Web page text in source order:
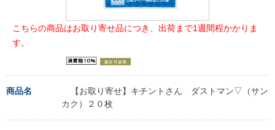
こちらの商品はお取り寄せ品につき、出荷まで1週間程かかりま
す。
商品名
【お取り寄せ】キチントさん ダストマン▽（サン
カク）２０枚